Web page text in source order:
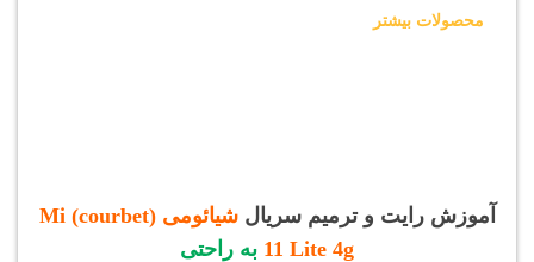
محصولات بیشتر
آموزش رایت و ترمیم سریال
شیائومی (courbet) Mi
11 Lite 4g به راحتی